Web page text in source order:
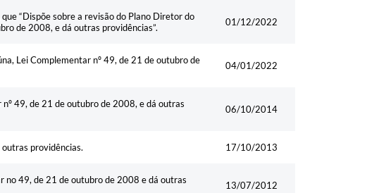
“Dispõe sobre a revisão do Plano Diretor do
de 2008, e dá outras providências”.
01/12/2022
Lei Complementar nº 49, de 21 de outubro de
04/01/2022
49, de 21 de outubro de 2008, e dá outras
06/10/2014
providências. 17/10/2013
no 49, de 21 de outubro de 2008 e dá outras
13/07/2012